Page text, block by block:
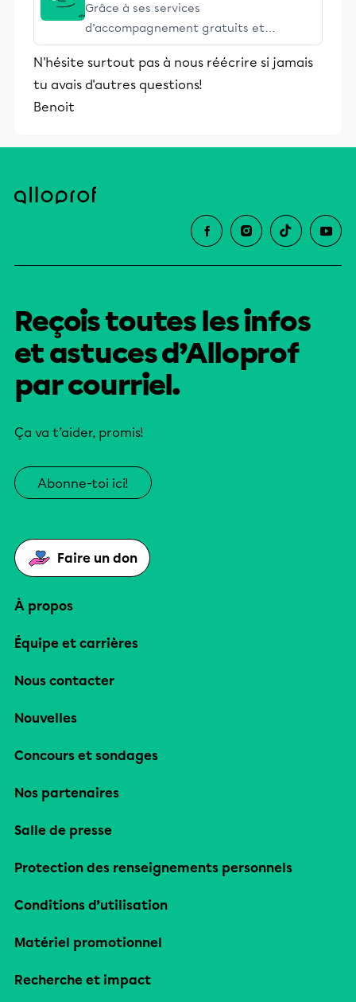
Grâce à ses services
d’accompagnement gratuits et
stimulants, Alloprof engage les élèves
et leurs parents dans la réussite
éducative.
N'hésite surtout pas à nous réécrire si jamais
tu avais d'autres questions!
Benoit
Reçois toutes les infos
et astuces d’Alloprof
par courriel.
Ça va t’aider, promis!
Abonne-toi ici!
Faire un don
À propos
Équipe et carrières
Nous contacter
Nouvelles
Concours et sondages
Nos partenaires
Salle de presse
Protection des renseignements personnels
Conditions d’utilisation
Matériel promotionnel
Recherche et impact